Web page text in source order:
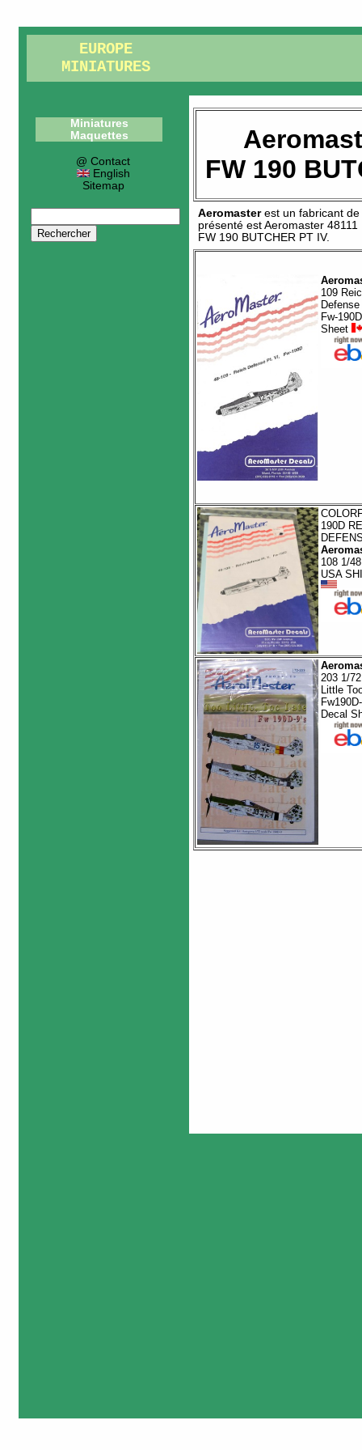
EUROPE
MINIATURES
Miniatures
Maquettes
@ Contact
English
Sitemap
FW 190
Aeromasterest un fabricant
présenté estAeromaster 48111
FW 190 BUTCHER PT IV.
109
Fw-
Sheet
190D
108 1/
USA
203 1/
Little
Decal